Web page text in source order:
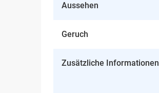
Aussehen
Geruch
Zusätzliche Informationen